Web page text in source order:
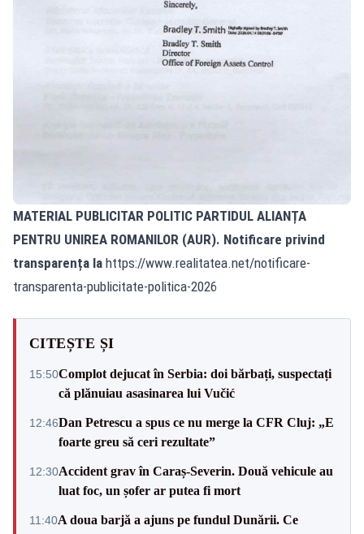
MATERIAL PUBLICITAR POLITIC PARTIDUL ALIANȚA
PENTRU UNIREA ROMANILOR (AUR). Notificare privind
transparența la https://www.realitatea.net/notificare-
transparenta-publicitate-politica-2026
CITEȘTE ȘI
15:50Complot dejucat în Serbia: doi bărbați, suspectați
că plănuiau asasinarea lui Vučić
12:46Dan Petrescu a spus ce nu merge la CFR Cluj: „E
foarte greu să ceri rezultate”
12:30Accident grav în Caraș-Severin. Două vehicule au
luat foc, un șofer ar putea fi mort
11:40A doua barjă a ajuns pe fundul Dunării. Ce